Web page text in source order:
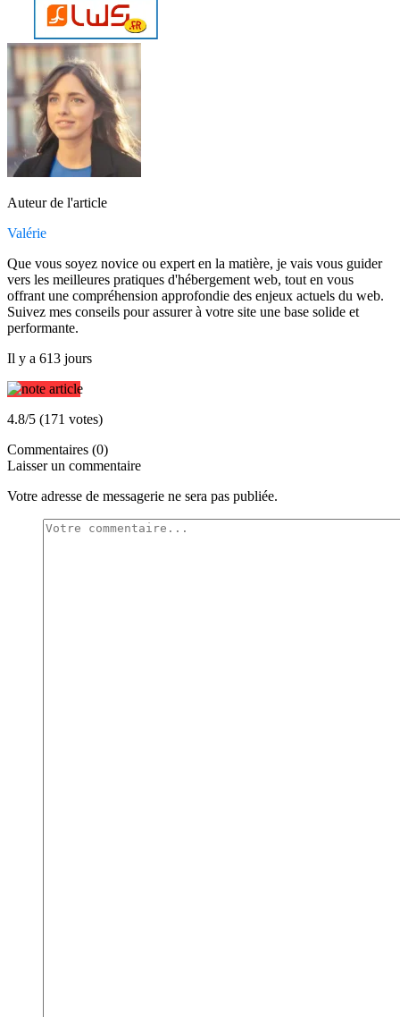
Auteur de l'article
Valérie
Que vous soyez novice ou expert en la matière, je vais vous guider
vers les meilleures pratiques d'hébergement web, tout en vous
offrant une compréhension approfondie des enjeux actuels du web.
Suivez mes conseils pour assurer à votre site une base solide et
performante.
Il y a 613 jours
4.8/5 (171 votes)
Commentaires (0)
Laisser un commentaire
Votre adresse de messagerie ne sera pas publiée.